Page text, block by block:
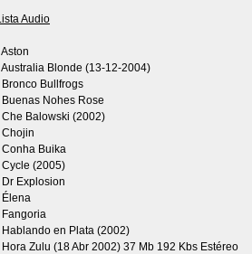
Audio
Australia Blonde (13-12-2004)
Bronco Bullfrogs
Buenas Nohes Rose
Che Balowski (2002)
Chojin
Conha Buika
Cycle (2005)
Dr Explosion
Élena
Fangoria
Hablando en Plata (2002)
Hora Zulu (18 Abr 2002) 37 Mb 192 Kbs Estéreo